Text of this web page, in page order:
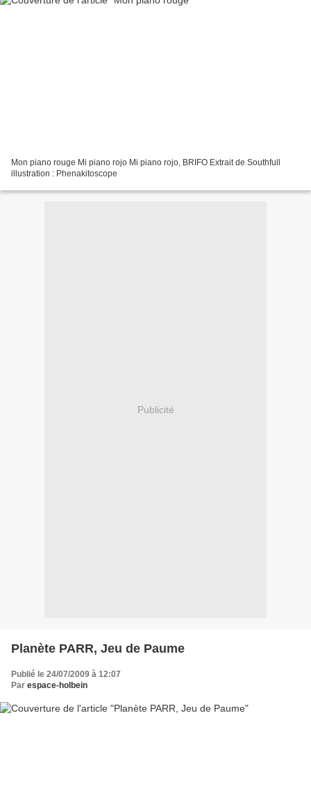
Mon piano rouge Mi piano rojo Mi piano rojo, BRIFO Extrait de Southfull
illustration : Phenakitoscope
Publicité
Planète PARR, Jeu de Paume
Publié le 24/07/2009 à 12:07
Par espace-holbein